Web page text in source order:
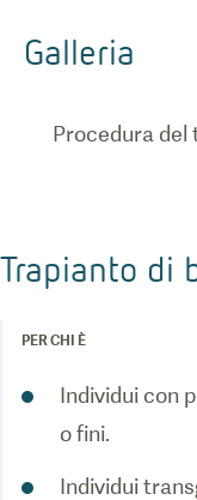
Galleria
Procedura del
Trapianto di
PER CHI È
Individui con
o fini.
Individui